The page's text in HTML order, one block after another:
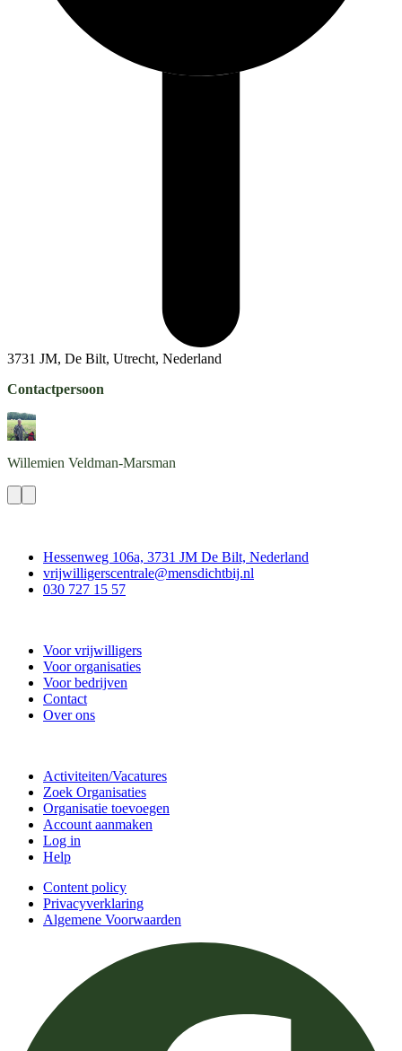
3731 JM, De Bilt, Utrecht, Nederland
Contactpersoon
Willemien Veldman-Marsman
Hessenweg 106a, 3731 JM De Bilt, Nederland
vrijwilligerscentrale@mensdichtbij.nl
030 727 15 57
Voor vrijwilligers
Voor organisaties
Voor bedrijven
Contact
Over ons
Activiteiten/Vacatures
Zoek Organisaties
Organisatie toevoegen
Account aanmaken
Log in
Help
Content policy
Privacyverklaring
Algemene Voorwaarden